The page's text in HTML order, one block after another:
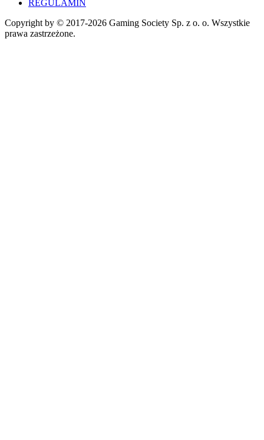
REGULAMIN
Copyright by © 2017-2026 Gaming Society Sp. z o. o. Wszystkie
prawa zastrzeżone.